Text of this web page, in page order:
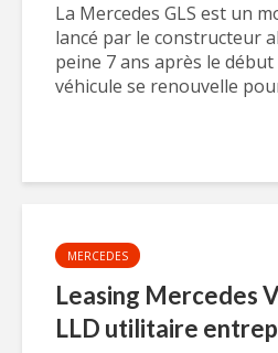
La Mercedes GLS est un
lancé par le constructeur
peine 7 ans après le
véhicule se renouvelle
MERCEDES
Leasing Mercedes
LLD utilitaire